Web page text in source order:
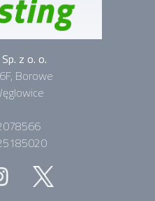
z o. o.
Borowe